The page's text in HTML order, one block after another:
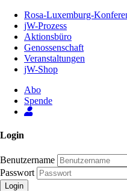
Inhalt
Seite
Rosa-Luxemburg-
jW-Prozess
Aktionsbüro
Genossenschaft
Veranstaltungen
jW-Shop
Abo
Spende
Login
Benutzername
Passwort
Login